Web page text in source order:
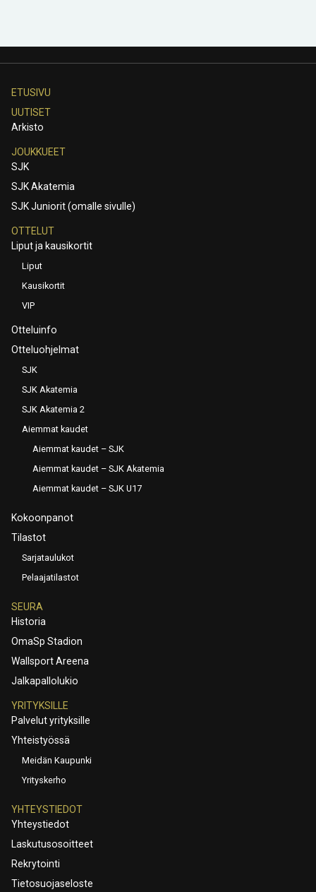
ETUSIVU
UUTISET
Arkisto
JOUKKUEET
SJK
SJK Akatemia
SJK Juniorit (omalle sivulle)
OTTELUT
Liput ja kausikortit
Liput
Kausikortit
VIP
Otteluinfo
Otteluohjelmat
SJK
SJK Akatemia
SJK Akatemia 2
Aiemmat kaudet
Aiemmat kaudet – SJK
Aiemmat kaudet – SJK Akatemia
Aiemmat kaudet – SJK U17
Kokoonpanot
Tilastot
Sarjataulukot
Pelaajatilastot
SEURA
Historia
OmaSp Stadion
Wallsport Areena
Jalkapallolukio
YRITYKSILLE
Palvelut yrityksille
Yhteistyössä
Meidän Kaupunki
Yrityskerho
YHTEYSTIEDOT
Yhteystiedot
Laskutusosoitteet
Rekrytointi
Tietosuojaseloste